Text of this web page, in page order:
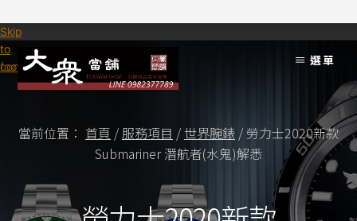
Skip
to
content
Skip
to
footer
選單
當前位置： 首頁 / 服務項目 /世界腕錶 / 勞力士2020新款
Submariner 潛航者(水鬼)解悉